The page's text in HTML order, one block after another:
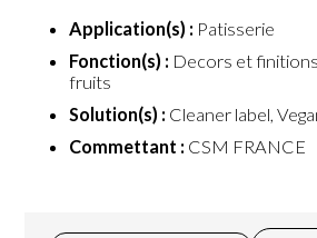
Application(s) : Patisserie
Fonction(s) : Decors et
fruits
Solution(s) : Cleaner label,
Commettant : CSM FRANCE